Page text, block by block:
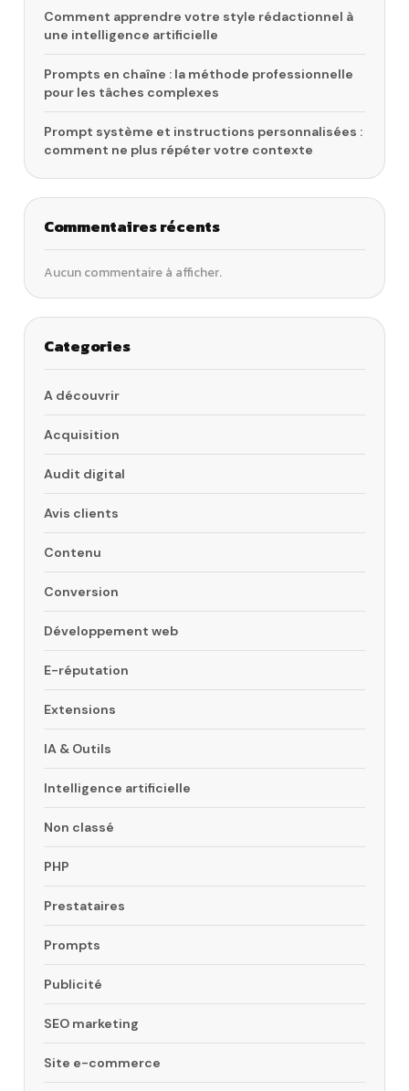
Comment apprendre votre style rédactionnel à
une intelligence artificielle
Prompts en chaîne : la méthode professionnelle
pour les tâches complexes
Prompt système et instructions personnalisées :
comment ne plus répéter votre contexte
Commentaires récents
Aucun commentaire à afficher.
Categories
A découvrir
Acquisition
Audit digital
Avis clients
Contenu
Conversion
Développement web
E-réputation
Extensions
IA & Outils
Intelligence artificielle
Non classé
PHP
Prestataires
Prompts
Publicité
SEO marketing
Site e-commerce